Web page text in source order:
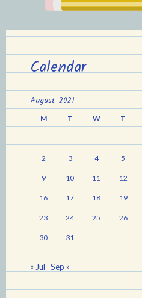
Calendar
August 2021
M T W T
2 3 4 5
9 10 11 12
16 17 18 19
23 24 25 26
30 31
« Jul Sep »